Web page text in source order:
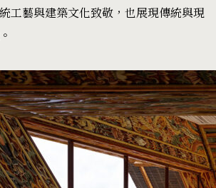
工藝與建築文化致敬，也展現傳統與現